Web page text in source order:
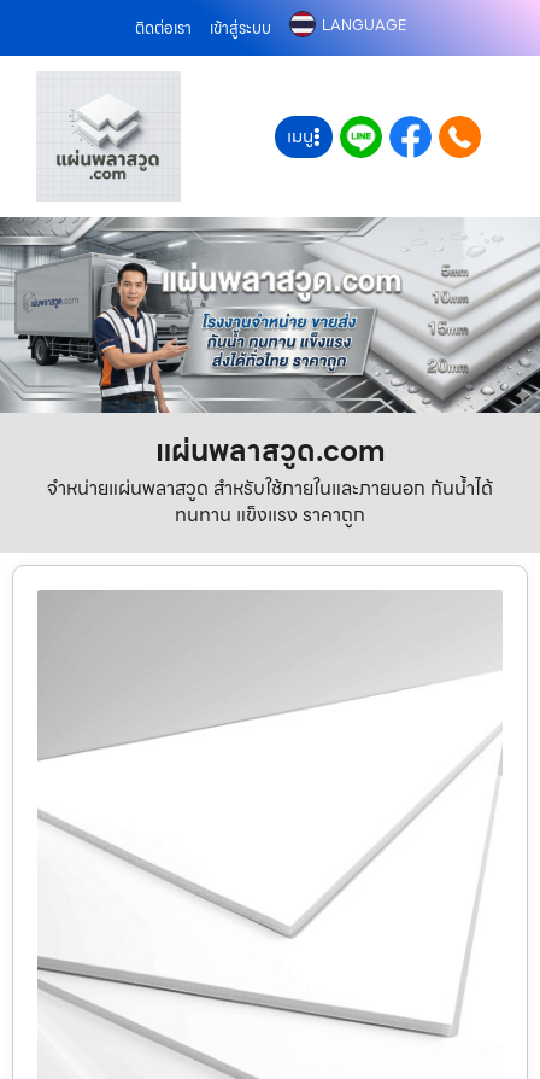
ติดต่อเรา เข้าสู่ระบบ LANGUAGE
เมนู
แผ่นพลาสวูด.com
จำหน่ายแผ่นพลาสวูด สำหรับใช้ภายในและภายนอก กันน้ำได้
ทนทาน แข็งแรง ราคาถูก